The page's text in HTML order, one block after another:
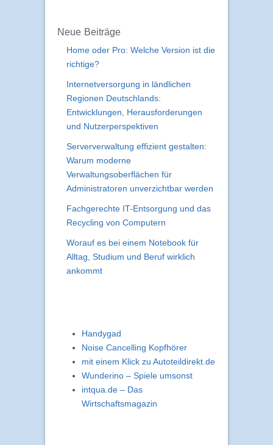
Neue Beiträge
Home oder Pro: Welche Version ist die
richtige?
Internetversorgung in ländlichen
Regionen Deutschlands:
Entwicklungen, Herausforderungen
und Nutzerperspektiven
Serververwaltung effizient gestalten:
Warum moderne
Verwaltungsoberflächen für
Administratoren unverzichtbar werden
Fachgerechte IT-Entsorgung und das
Recycling von Computern
Worauf es bei einem Notebook für
Alltag, Studium und Beruf wirklich
ankommt
Handygad
Noise Cancelling Kopfhörer
mit einem Klick zu Autoteildirekt.de
Wunderino – Spiele umsonst
intqua.de – Das
Wirtschaftsmagazin